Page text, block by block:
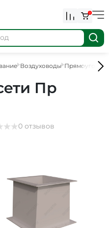
0
Воздуховоды
Пр
0 отзывов